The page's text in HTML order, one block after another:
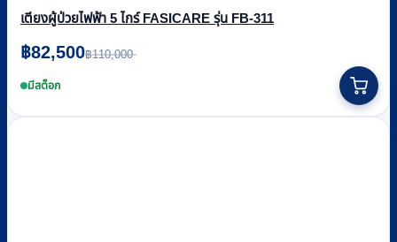
เตียงผู้ป่วยไฟฟ้า 5 ไกร์ FASICARE รุ่น FB-311
฿110,000
Original
price
was:
฿110,000.
฿82,500
Current
price
is:
฿82,500.
มีสต็อก